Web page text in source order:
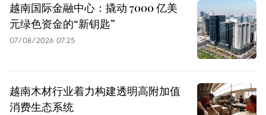
越南国际金融中心：撬动 7000 亿美
元绿色资金的“新钥匙”
07/08/2026 07:25
越南木材行业着力构建透明高附加值
消费生态系统